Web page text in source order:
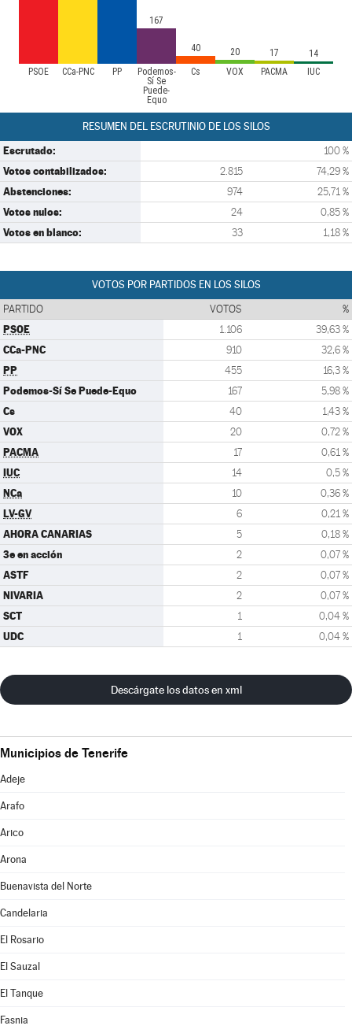
PSOE CCa-PNC PP
Podemos-
Sí Se
Puede-
Equo
Cs VOX PACMA IUC
167
40 20 17 14
RESUMEN DEL ESCRUTINIO DE LOS SILOS
Escrutado: 100 %
Votos contabilizados: 2.815 74,29 %
Abstenciones: 974 25,71 %
Votos nulos: 24 0,85 %
Votos en blanco: 33 1,18 %
VOTOS POR PARTIDOS EN LOS SILOS
PARTIDO VOTOS %
PSOE 1.106 39,63 %
CCa-PNC 910 32,6 %
PP 455 16,3 %
Podemos-Sí Se Puede-Equo 167 5,98 %
Cs 40 1,43 %
VOX 20 0,72 %
PACMA 17 0,61 %
IUC 14 0,5 %
NCa 10 0,36 %
LV-GV 6 0,21 %
AHORA CANARIAS 5 0,18 %
3e en acción 2 0,07 %
ASTF 2 0,07 %
NIVARIA 2 0,07 %
SCT 1 0,04 %
UDC 1 0,04 %
Descárgate los datos en xml
Municipios de Tenerife
Adeje
Arafo
Arico
Arona
Buenavista del Norte
Candelaria
El Rosario
El Sauzal
El Tanque
Fasnia